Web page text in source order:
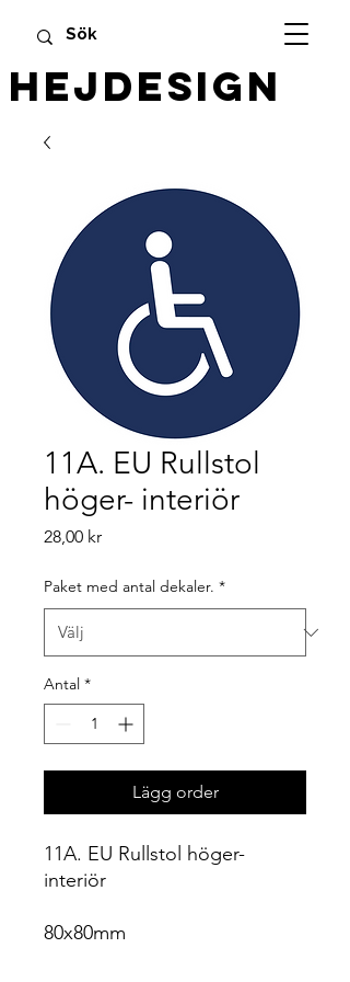
HEJDESIGN
11A. EU Rullstol
höger- interiör
28,00 krPris
Paket med antal dekaler. *
Antal *
Lägg order
11A. EU Rullstol höger-
interiör
80x80mm